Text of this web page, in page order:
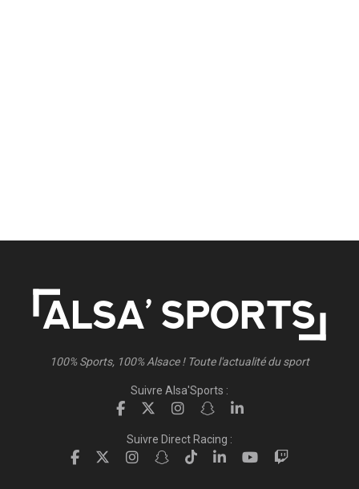
100% Sports, 100% Alsace ! Toute l'actualité du sport
Suivre Alsa'Sports :
Suivre Direct Racing :